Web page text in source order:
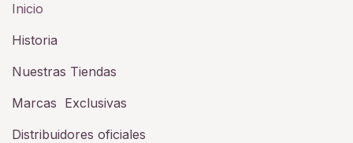
Inicio
Historia​
Nuestras Tiendas
Marcas Exclusivas
Distribuidores oficiales